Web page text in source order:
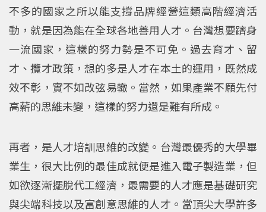
不多的國家之所以能支撐品牌經營這類高階經濟活
動，就是因為能在全球各地善用人才。台灣想要躋身
一流國家，這樣的努力勢是不可免。過去育才、留
才、攬才政策，想的多是人才在本土的運用，既然成
效不彰，實不如改弦易轍。當然，如果產業不願先付
高薪的思維未變，這樣的努力還是難有所成。
再者，是人才培訓思維的改變。台灣最優秀的大學畢
業生，很大比例的最佳成就便是進入電子製造業，但
如欲逐漸擺脫代工經濟，最需要的人才應是基礎研究
與尖端科技以及富創意思維的人才。當頂尖大學許多